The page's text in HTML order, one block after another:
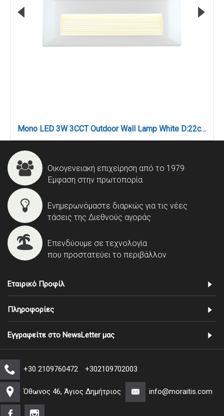
Mono LED 3W 3CCT Outdoor Wall Lamp White D:22cmx2.8cm (80201720)
Οικογενειακή επιχείρηση από το 1979
Έμφαση στην πρωτοπορία
Ενημερωνόμαστε διαρκώς για τις νέες
τάσεις της Διεθνούς αγοράς
Επενδύουμε σε τεχνολογία
που προστατεύει το περιβάλλον
Εταιρικό Προφίλ
Πληροφορίες
Εγγραφείτε στο NewsLetter μας
+30 2109760472 +302109702003
Όθωνος 46, Άγιος Δημήτριος info@moraitis.com